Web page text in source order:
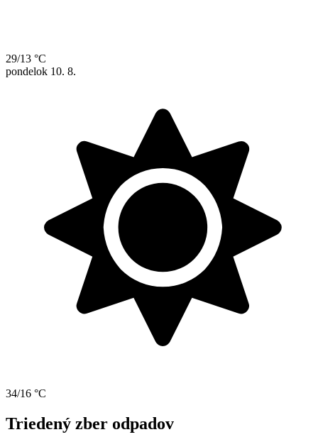
29/13 °C
pondelok 10. 8.
34/16 °C
Triedený zber odpadov